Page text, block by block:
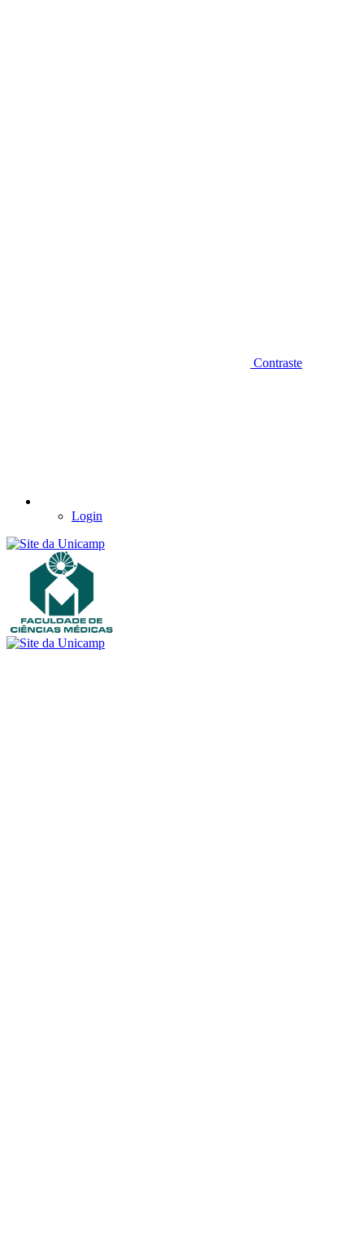
Contraste
Login